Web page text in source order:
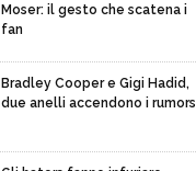
Moser: il gesto che scatena i
fan
Bradley Cooper e Gigi Hadid,
due anelli accendono i rumors